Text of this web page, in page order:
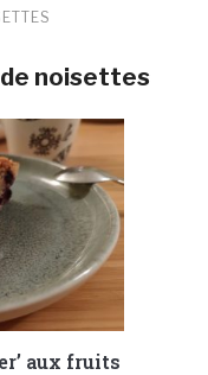
de noisettes
aux fruits